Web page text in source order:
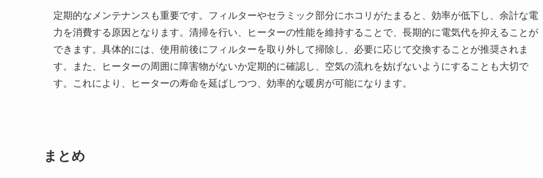
定期的なメンテナンスも重要です。フィルターやセラミック部分にホコリがたまると、効率が低下し、余計な電
力を消費する原因となります。清掃を行い、ヒーターの性能を維持することで、長期的に電気代を抑えることが
できます。具体的には、使用前後にフィルターを取り外して掃除し、必要に応じて交換することが推奨されま
す。また、ヒーターの周囲に障害物がないか定期的に確認し、空気の流れを妨げないようにすることも大切で
す。これにより、ヒーターの寿命を延ばしつつ、効率的な暖房が可能になります。
まとめ